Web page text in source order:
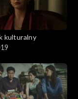
kulturalny